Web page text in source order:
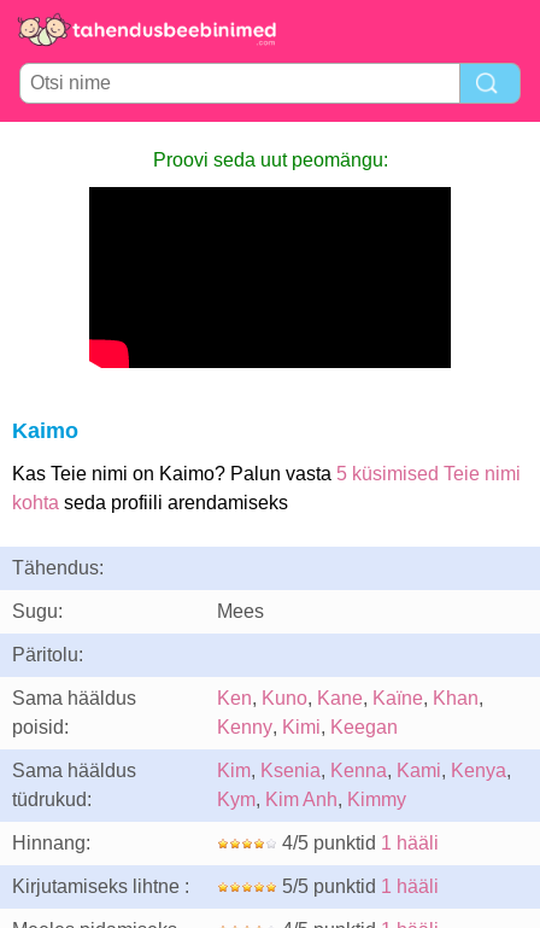
Proovi seda uut peomängu:
Kaimo
Kas Teie nimi on Kaimo? Palun vasta 5 küsimised Teie nimi
kohta seda profiili arendamiseks
Tähendus:
Sugu: Mees
Päritolu:
Sama hääldus
poisid:
Ken, Kuno, Kane, Kaïne, Khan,
Kenny, Kimi, Keegan
Sama hääldus
tüdrukud:
Kim, Ksenia, Kenna, Kami, Kenya,
Kym, Kim Anh, Kimmy
Hinnang: 4/5 punktid 1 hääli
Kirjutamiseks lihtne : 5/5 punktid 1 hääli